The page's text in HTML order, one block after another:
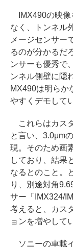
IMX490の映像
なく、トンネル
メージセンサー
るのが分かるだ
ンサーも優秀で
ンネル側壁に隠
MX490は明らか
やすくデモして
これらはカス
と言い、3.0μm
現。そのため画
しており、結果
なるとのこと。
り、別途対角
サー「IMX324/
考えると、カス
ョンを増やして
ソニーの車載